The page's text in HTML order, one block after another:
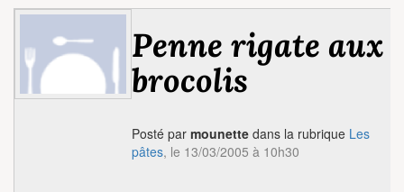
Penne rigate aux
brocolis
Posté par mounette dans la rubrique Les
pâtes, le 13/03/2005 à 10h30